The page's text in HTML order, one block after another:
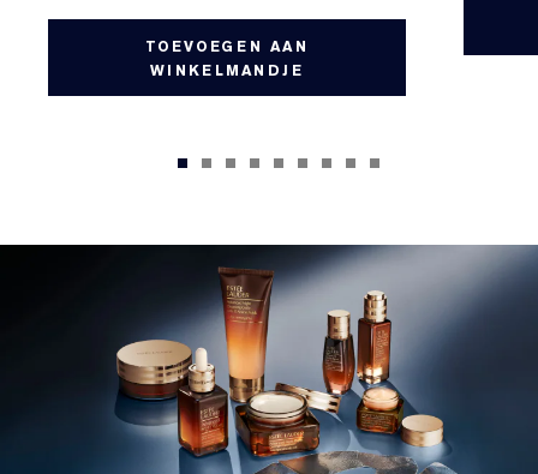
TOEVOEGEN AAN
WINKELMANDJE